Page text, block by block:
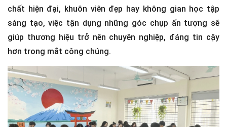
chất hiện đại, khuôn viên đẹp hay không gian học tập
sáng tạo, việc tận dụng những góc chụp ấn tượng sẽ
giúp thương hiệu trở nên chuyên nghiệp, đáng tin cậy
hơn trong mắt công chúng.